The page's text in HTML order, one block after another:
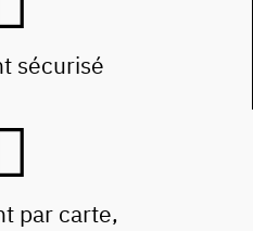
sécurisé
par carte,